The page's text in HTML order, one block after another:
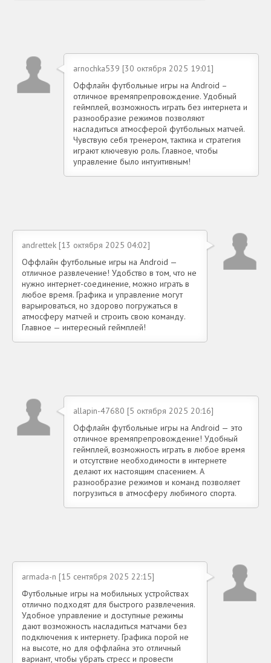
arnochka539 [30 октября 2025 19:01]
Оффлайн футбольные игры на Android –
отличное времяпрепровождение. Удобный
геймплей, возможность играть без интернета и
разнообразие режимов позволяют
насладиться атмосферой футбольных матчей.
Чувствую себя тренером, тактика и стратегия
играют ключевую роль. Главное, чтобы
управление было интуитивным!
andrettek [13 октября 2025 04:02]
Оффлайн футбольные игры на Android —
отличное развлечение! Удобство в том, что не
нужно интернет-соединение, можно играть в
любое время. Графика и управление могут
варьироваться, но здорово погружаться в
атмосферу матчей и строить свою команду.
Главное — интересный геймплей!
allapin-47680 [5 октября 2025 20:16]
Оффлайн футбольные игры на Android — это
отличное времяпрепровождение! Удобный
геймплей, возможность играть в любое время
и отсутствие необходимости в интернете
делают их настоящим спасением. А
разнообразие режимов и команд позволяет
погрузиться в атмосферу любимого спорта.
armada-n [15 сентября 2025 22:15]
Футбольные игры на мобильных устройствах
отлично подходят для быстрого развлечения.
Удобное управление и доступные режимы
дают возможность насладиться матчами без
подключения к интернету. Графика порой не
на высоте, но для оффлайна это отличный
вариант, чтобы убрать стресс и провести